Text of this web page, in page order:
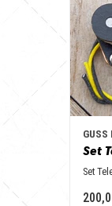
GUSS
Set
Set